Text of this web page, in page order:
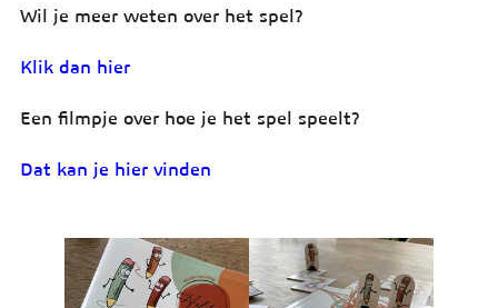
Wil je meer weten over het spel?
Klik dan hier
Een filmpje over hoe je het spel speelt?
Dat kan je hier vinden